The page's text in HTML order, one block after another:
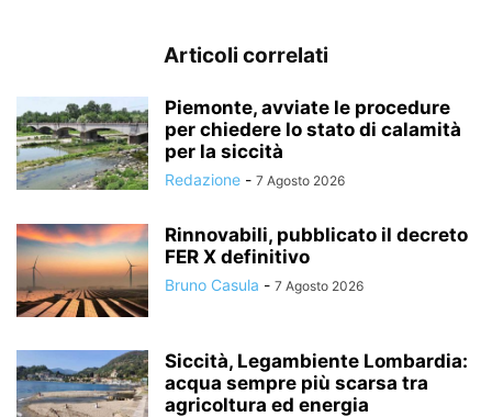
Articoli correlati
Piemonte, avviate le procedure
per chiedere lo stato di calamità
per la siccità
Redazione - 7 Agosto 2026
Rinnovabili, pubblicato il decreto
FER X definitivo
Bruno Casula - 7 Agosto 2026
Siccità, Legambiente Lombardia:
acqua sempre più scarsa tra
agricoltura ed energia